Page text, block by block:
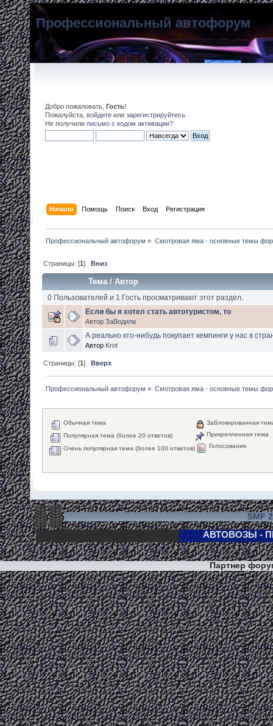
Профессиональный автофорум
Добро пожаловать, Гость!
Пожалуйста, войдите или зарегистрируйтесь
Не получили письмо с кодом активации?
Начало Помощь Поиск Вход Регистрация
Профессиональный автофорум » Смотровая яма - основные темы
Страницы: [1]Вниз
Тема/Автор
0 Пользователей и 1 Гость просматривают этот раздел.
Если бы я хотел стать автотуристом, то
Автор ЗаВодила
А реально кто-нибудь покупает кемпинги у нас в
Автор Krot
Страницы: [1]Вверх
Профессиональный автофорум » Смотровая яма - основные темы
Обычная тема
Популярная тема (более 20 ответов)
Очень популярная тема (более 100 ответов)
Заблокированная
Прикрепленная тема
Голосование
SMF
Партнер